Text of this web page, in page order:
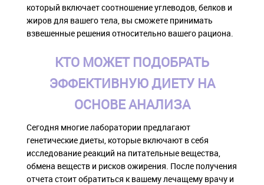
который включает соотношение углеводов, белков и
жиров для вашего тела, вы сможете принимать
взвешенные решения относительно вашего рациона.
КТО МОЖЕТ ПОДОБРАТЬ
ЭФФЕКТИВНУЮ ДИЕТУ НА
ОСНОВЕ АНАЛИЗА
Сегодня многие лаборатории предлагают
генетические диеты, которые включают в себя
исследование реакций на питательные вещества,
обмена веществ и рисков ожирения. После получения
отчета стоит обратиться к вашему лечащему врачу и